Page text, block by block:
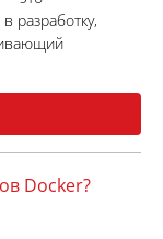
разработку,
Docker?